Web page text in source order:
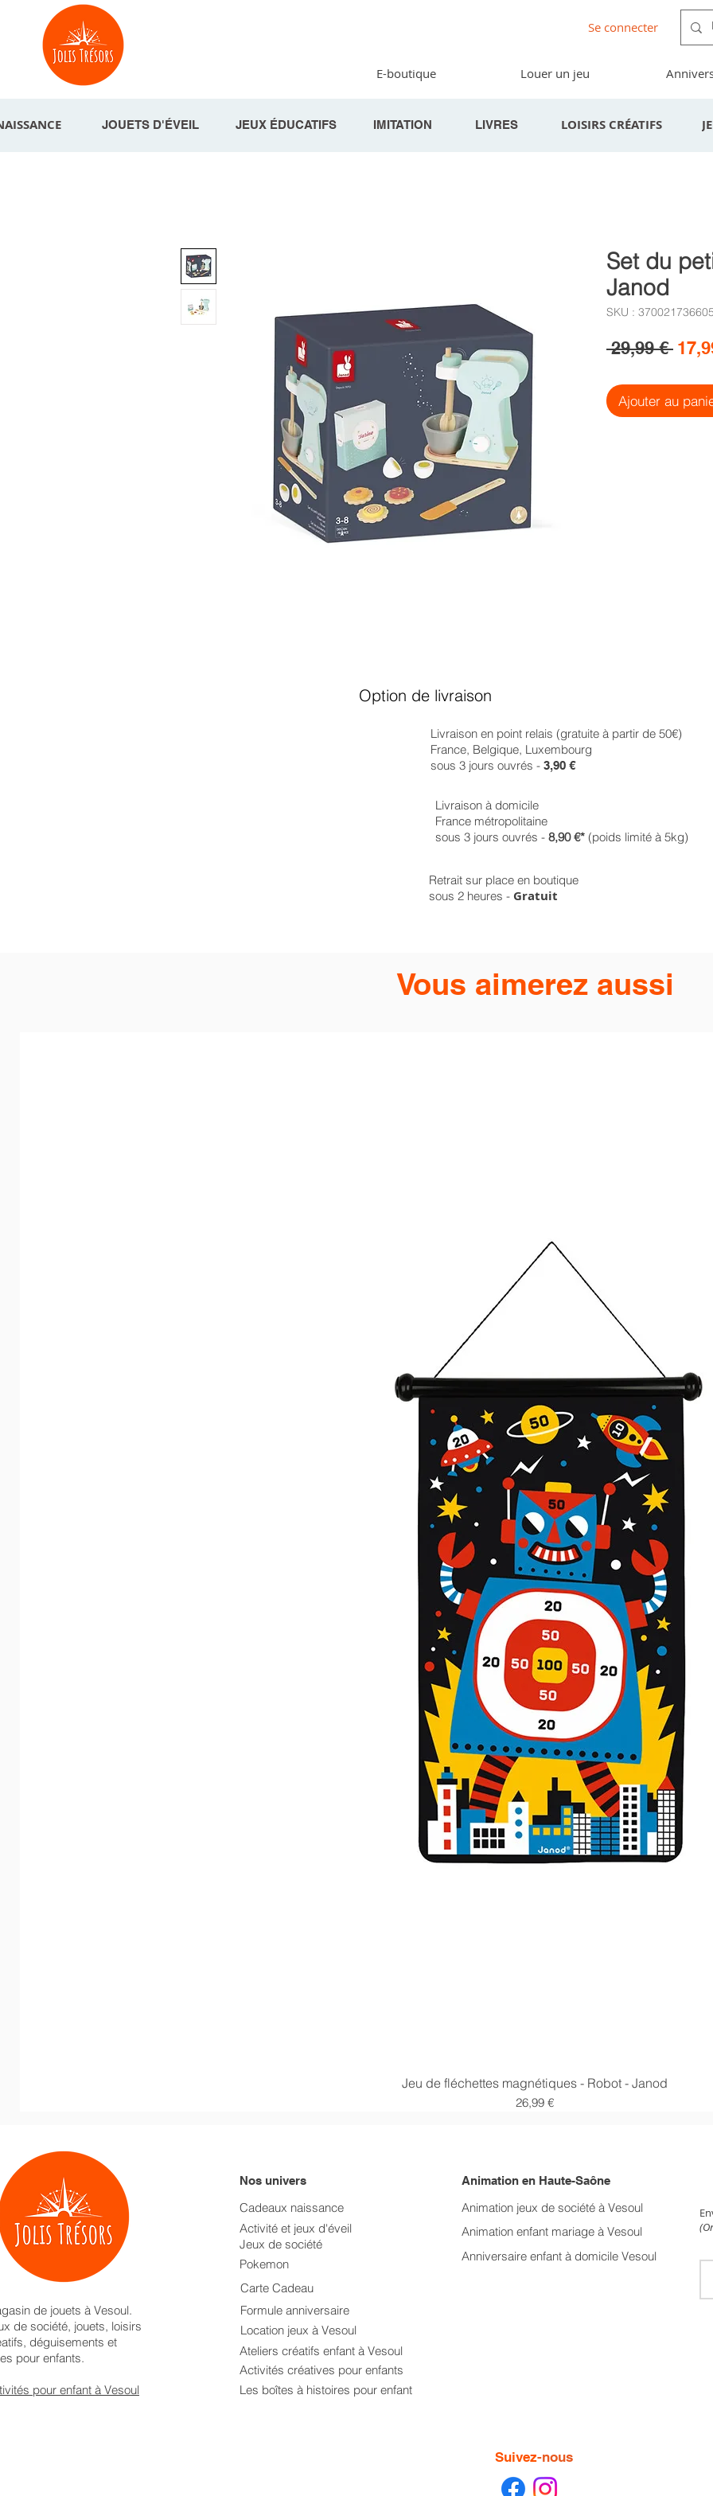
Se connecter
E-boutique Louer un jeu
JOUETS D'ÉVEIL JEUX ÉDUCATIFS IMITATION LIVRES LOISIRS CRÉATIFS
Set du
Janod
SKU :
29,99 € Prix
Ajouter au
Option de livraison
Livraison en point relais (gratuite à partir de 50€)
France, Belgique, Luxembourg
sous 3 jours ouvrés - 3,90 €
Livraison à domicile
France métropolitaine
sous 3 jours ouvrés - 8,90 €* (poids limité à 5kg)
Retrait sur place en boutique
sous 2 heures - Gratuit
Vous aimerez aussi
Aperçu rapide
Jeu de fléchettes magnétiques - Robot - Janod
Prix
26,99 €
de jouets à Vesoul.
de société, jouets, loisirs
déguisements et
pour enfants.
pour enfant à Vesoul
Nos univers
Cadeaux naissance
Activité et jeux d'éveil
Jeux de société
Pokemon
Carte Cadeau
Formule anniversaire
Location jeux à Vesoul
Animation en Haute-Saône
Animation jeux de société à Vesoul
Animation enfant mariage à Vesoul
Anniversaire enfant à domicile Vesoul
Ateliers créatifs enfant à Vesoul
Activités créatives pour enfants
Les boîtes à histoires pour enfant
Suivez-nous